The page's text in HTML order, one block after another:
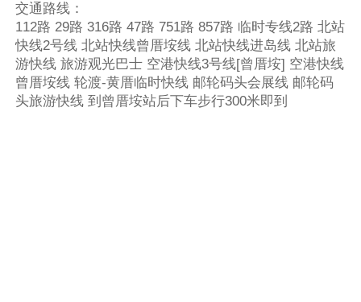
交通路线：
112路 29路 316路 47路 751路 857路 临时专线2路 北站
快线2号线 北站快线曾厝垵线 北站快线进岛线 北站旅
游快线 旅游观光巴士 空港快线3号线[曾厝垵] 空港快线
曾厝垵线 轮渡-黄厝临时快线 邮轮码头会展线 邮轮码
头旅游快线 到曾厝垵站后下车步行300米即到